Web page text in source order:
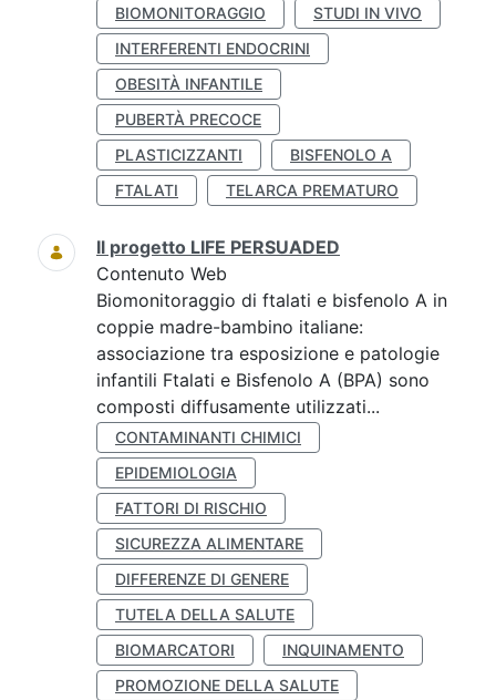
BIOMONITORAGGIO
STUDI IN VIVO
INTERFERENTI ENDOCRINI
OBESITÀ INFANTILE
PUBERTÀ PRECOCE
PLASTICIZZANTI
BISFENOLO A
FTALATI
TELARCA PREMATURO
Il progetto LIFE PERSUADED
Contenuto Web
Biomonitoraggio di ftalati e bisfenolo A in
coppie madre-bambino italiane:
associazione tra esposizione e patologie
infantili Ftalati e Bisfenolo A (BPA) sono
composti diffusamente utilizzati...
CONTAMINANTI CHIMICI
EPIDEMIOLOGIA
FATTORI DI RISCHIO
SICUREZZA ALIMENTARE
DIFFERENZE DI GENERE
TUTELA DELLA SALUTE
BIOMARCATORI
INQUINAMENTO
PROMOZIONE DELLA SALUTE